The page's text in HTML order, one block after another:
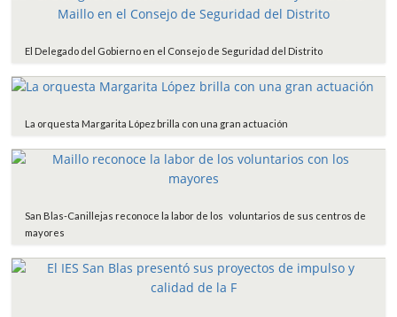
El Delegado del Gobierno en el Consejo de Seguridad del Distrito
La orquesta Margarita López brilla con una gran actuación
San Blas-Canillejas reconoce la labor de los voluntarios de sus centros de
mayores